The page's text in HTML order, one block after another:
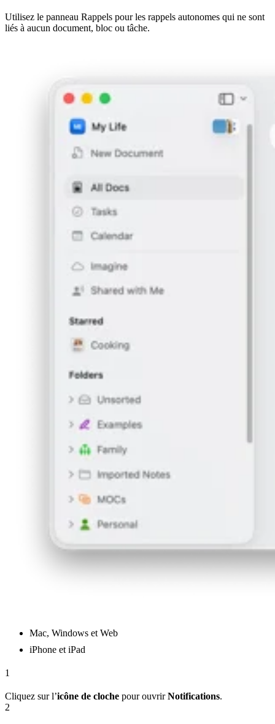
Utilisez le panneau Rappels pour les rappels autonomes qui ne sont
liés à aucun document, bloc ou tâche.
Mac, Windows et Web
iPhone et iPad
1
Cliquez sur l’icône de cloche pour ouvrirNotifications.
2